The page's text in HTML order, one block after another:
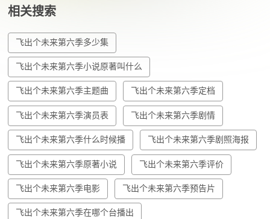
相关搜索
飞出个未来第六季多少集
飞出个未来第六季小说原著叫什么
飞出个未来第六季主题曲 飞出个未来第六季定档
飞出个未来第六季演员表 飞出个未来第六季剧情
飞出个未来第六季什么时候播 飞出个未来第六季剧照海报
飞出个未来第六季原著小说 飞出个未来第六季评价
飞出个未来第六季电影 飞出个未来第六季预告片
飞出个未来第六季在哪个台播出